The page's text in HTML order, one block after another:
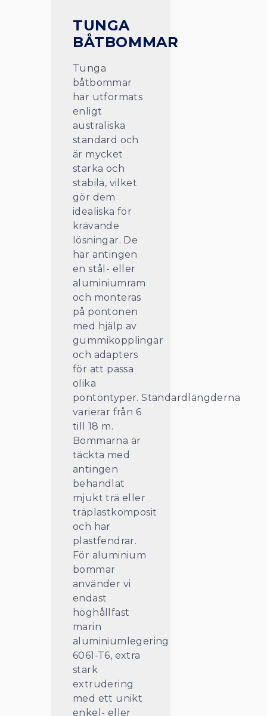
TUNGA
BÅTBOMMAR
Tunga
båtbommar
har utformats
enligt
australiska
standard och
är mycket
starka och
stabila, vilket
gör dem
idealiska för
krävande
lösningar. De
har antingen
en stål- eller
aluminiumram
och monteras
på pontonen
med hjälp av
gummikopplingar
och adapters
för att passa
olika
pontontyper. Standardlängderna
varierar från 6
till 18 m.
Bommarna är
täckta med
antingen
behandlat
mjukt trä eller
träplastkomposit
och har
plastfendrar.
För aluminium
bommar
använder vi
endast
höghållfast
marin
aluminiumlegering
6061-T6, extra
stark
extrudering
med ett unikt
enkel- eller